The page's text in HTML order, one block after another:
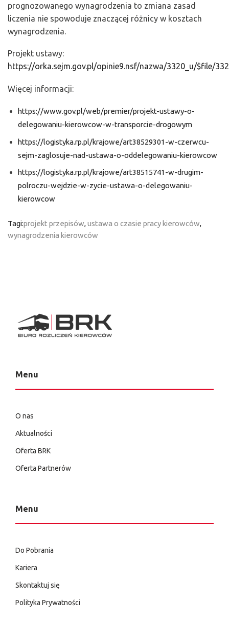
prognozowanego wynagrodzenia to zmiana zasad
liczenia nie spowoduje znaczącej różnicy w kosztach
wynagrodzenia.
Projekt ustawy:
https://orka.sejm.gov.pl/opinie9.nsf/nazwa/3320_u/$file/
Więcej informacji:
https://www.gov.pl/web/premier/projekt-ustawy-o-
delegowaniu-kierowcow-w-transporcie-drogowym
https://logistyka.rp.pl/krajowe/art38529301-w-czerwcu-
sejm-zaglosuje-nad-ustawa-o-oddelegowaniu-kierowcow
https://logistyka.rp.pl/krajowe/art38515741-w-drugim-
polroczu-wejdzie-w-zycie-ustawa-o-delegowaniu-
kierowcow
Tagi:projekt przepisów,ustawa o czasie pracy kierowców,
wynagrodzenia kierowców
Menu
O nas
Aktualności
Oferta BRK
Oferta Partnerów
Menu
Do Pobrania
Kariera
Skontaktuj się
Polityka Prywatności